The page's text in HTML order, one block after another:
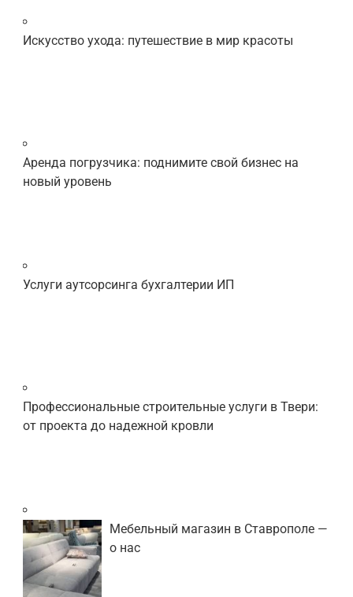
Искусство ухода: путешествие в мир красоты
Аренда погрузчика: поднимите свой бизнес на
новый уровень
Услуги аутсорсинга бухгалтерии ИП
Профессиональные строительные услуги в Твери:
от проекта до надежной кровли
Мебельный магазин в Ставрополе —
о нас